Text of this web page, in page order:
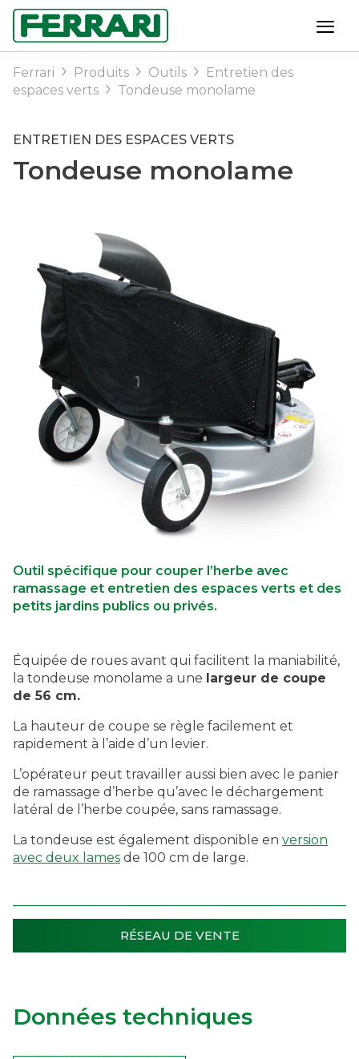
Ferrari Produits Outils
Entretien des
espaces verts
Tondeuse monolame
ENTRETIEN DES ESPACES VERTS
Tondeuse monolame
Outil spécifique pour couper l’herbe avec
ramassage et entretien des espaces verts et des
petits jardins publics ou privés.
Équipée de roues avant qui facilitent la maniabilité,
la tondeuse monolame a une largeur de coupe
de 56 cm.
La hauteur de coupe se règle facilement et
rapidement à l’aide d’un levier.
L’opérateur peut travailler aussi bien avec le panier
de ramassage d’herbe qu’avec le déchargement
latéral de l’herbe coupée, sans ramassage.
La tondeuse est également disponible en version
avec deux lames de 100 cm de large.
RÉSEAU DE VENTE
Données techniques